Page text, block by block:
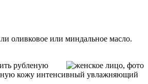
оливковое или миндальное масло.
рубленую
кожу интенсивный увлажняющий